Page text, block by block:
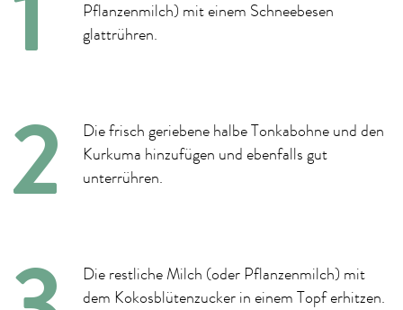
Pflanzenmilch) mit einem Schneebesen
glattrühren.
Die frisch geriebene halbe Tonkabohne und den
Kurkuma hinzufügen und ebenfalls gut
unterrühren.
Die restliche Milch (oder Pflanzenmilch) mit
dem Kokosblütenzucker in einem Topf erhitzen.